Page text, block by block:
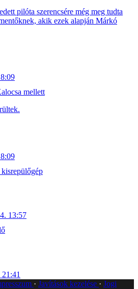
pilóta szerencsére még meg tudta
akik ezek alapján Márkó
mellett
13:57
Javítások kezelése
Jogi